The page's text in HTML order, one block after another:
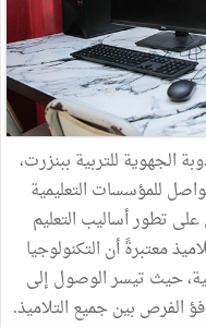
الجهوية للتربية ببنزرت،
للمؤسسات التعليمية
على تطور أساليب التعليم
معتبرةً أن التكنولوجيا
حيث تيسر الوصول إلى
الفرص بين جميع التلاميذ.